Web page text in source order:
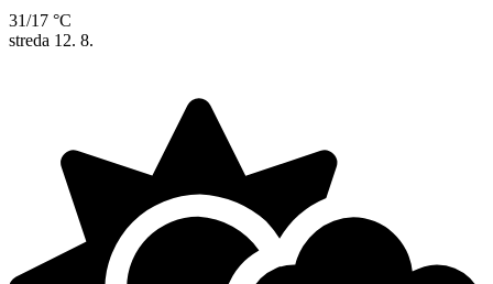
31/17 °C
streda 12. 8.